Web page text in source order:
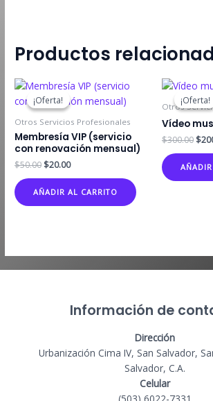
Productos
¡Oferta!
¡Oferta!
Otros Servicios Profesionales
Membresía VIP (servicio
con renovación mensual)
$50.00 El
original
era:
$50.00.
$20.00El
actual
es:
$20.00.
AÑADIR AL CARRITO
¡Oferta!
¡Oferta!
Otros
Vídeo
$300.00 El
era:
$
Información de
Dirección
Urbanización Cima IV, San Salvador,
Salvador, C.A.
Celular